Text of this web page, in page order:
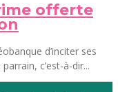
offerte
d’inciter ses
c’est-à-dir...